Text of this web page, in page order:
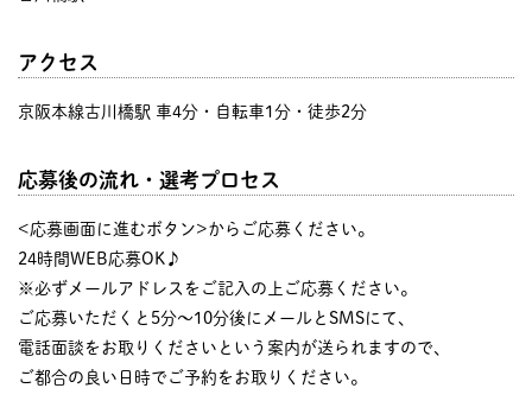
アクセス
京阪本線古川橋駅 車4分・自転車1分・徒歩2分
応募後の流れ・選考プロセス
<応募画面に進むボタン>からご応募ください。
24時間WEB応募OK♪
※必ずメールアドレスをご記入の上ご応募ください。
ご応募いただくと5分～10分後にメールとSMSにて、
電話面談をお取りくださいという案内が送られますので、
ご都合の良い日時でご予約をお取りください。